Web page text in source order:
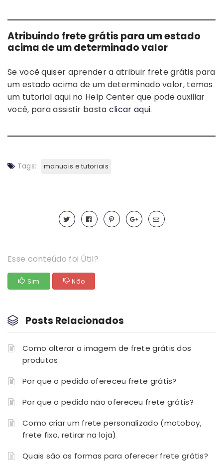
Atribuindo frete grátis para um estado
acima de um determinado valor
Se você quiser aprender a atribuir frete grátis para
um estado acima de um determinado valor, temos
um tutorial aqui no Help Center que pode auxiliar
você, para assistir basta clicar aqui.
Tags: manuais e tutoriais
Esse conteúdo foi Útil?
Sim Não
Posts Relacionados
Como alterar a imagem de frete grátis dos
produtos
Por que o pedido ofereceu frete grátis?
Por que o pedido não ofereceu frete grátis?
Como criar um frete personalizado (motoboy,
frete fixo, retirar na loja)
Quais são as formas para oferecer frete grátis?